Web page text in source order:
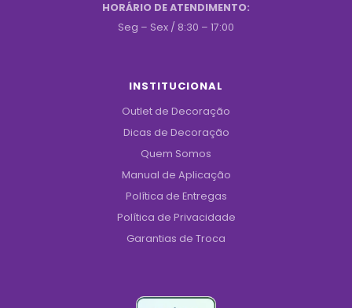
HORÁRIO DE ATENDIMENTO:
Seg – Sex / 8:30 – 17:00
INSTITUCIONAL
Outlet de Decoração
Dicas de Decoração
Quem Somos
Manual de Aplicação
Política de Entregas
Política de Privacidade
Garantias de Troca